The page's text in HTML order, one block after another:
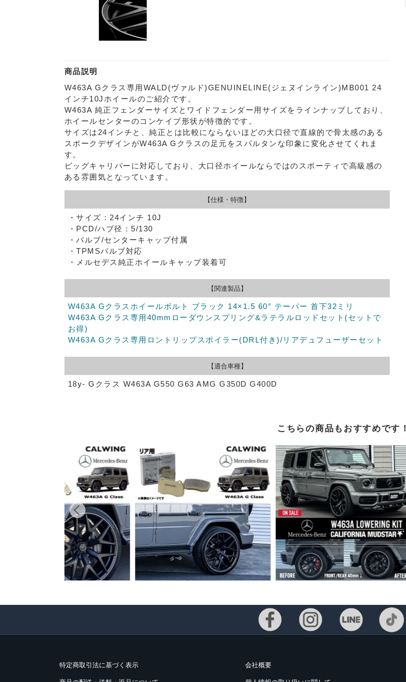
商品説明
W463A Gクラス専用WALD(ヴァルド)GENUINELINE(ジェヌインライン)MB001 24
インチ10Jホイールのご紹介です。
W463A 純正フェンダーサイズとワイドフェンダー用サイズをラインナップしており、
ホイールセンターのコンケイブ形状が特徴的です。
サイズは24インチと、純正とは比較にならないほどの大口径で直線的で骨太感のある
スポークデザインがW463A Gクラスの足元をスパルタンな印象に変化させてくれま
す。
ビッグキャリパーに対応しており、大口径ホイールならではのスポーティで高級感の
ある雰囲気となっています。
【仕様・特徴】
・サイズ：24インチ 10J
・PCD/ハブ径：5/130
・バルブ/センターキャップ付属
・TPMSバルブ対応
・メルセデス純正ホイールキャップ装着可
【関連製品】
W463A Gクラスホイールボルト ブラック 14×1.5 60° テーパー 首下32ミリ
W463A Gクラス専用40mmローダウンスプリング&ラテラルロッドセット(セットで
お得)
W463A Gクラス専用ロントリップスポイラー(DRL付き)/リアデュフューザーセット
【適合車種】
18y- Gクラス W463A G550 G63 AMG G350D G400D
こちらの商品もおすすめです！
特定商取引法に基づく表示 会社概要